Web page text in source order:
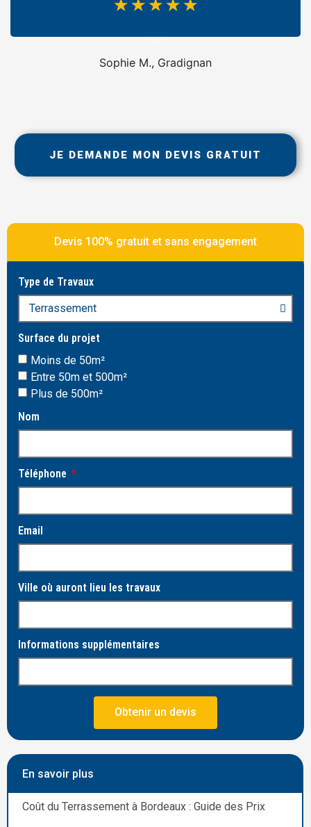
Sophie M., Gradignan
☆ ☆ ☆ ☆ ☆
JE DEMANDE MON DEVIS GRATUIT
Devis 100% gratuit et sans engagement
Type de Travaux
Surface du projet
Moins de 50m²
Entre 50m et 500m²
Plus de 500m²
Nom
Téléphone
Email
Ville où auront lieu les travaux
Informations supplémentaires
Obtenir un devis
En savoir plus
Coût du Terrassement à Bordeaux : Guide des Prix